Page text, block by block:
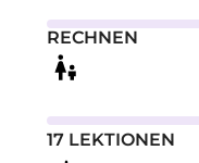
RECHNEN
17 LEKTIONEN